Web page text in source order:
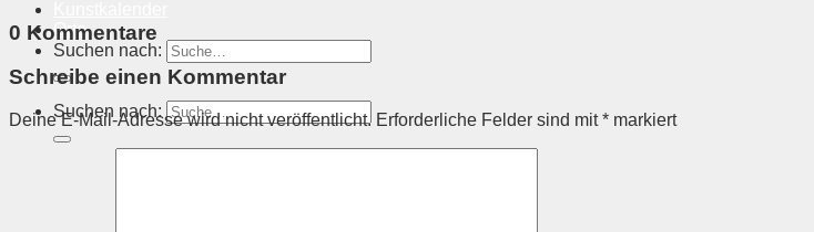
Orte
Suchen nach:
Suchen nach:
0 Kommentare
Schreibe einen Kommentar
Deine E-Mail-Adresse wird nicht veröffentlicht. Erforderliche Felder sind mit* markiert